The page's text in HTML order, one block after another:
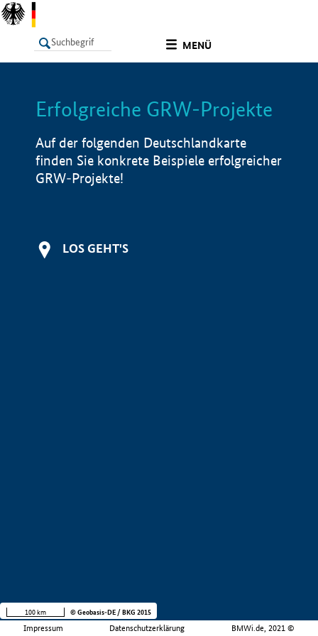
MENÜ
LISTE Info
Erfolgreiche GRW-Projekte
Auf der folgenden Deutschlandkarte
finden Sie konkrete Beispiele erfolgreicher
GRW-Projekte!
LOS GEHT'S
Impressum Datenschutzerklärung BMWi.de, 2021 ©
100 km © Geobasis-DE / BKG 2015